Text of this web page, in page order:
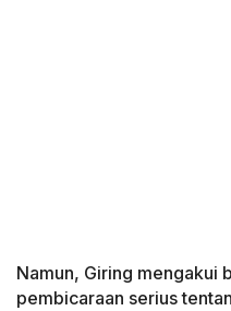
Namun, Giring mengakui
pembicaraan serius